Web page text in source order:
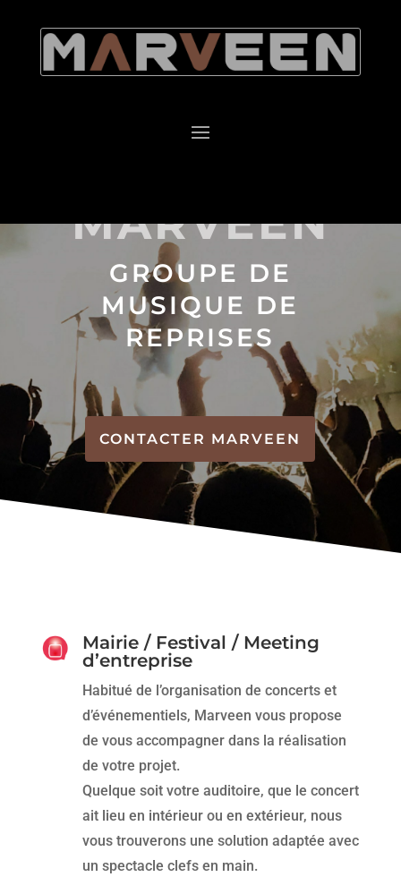
MARVEEN
GROUPE DE
MUSIQUE DE
REPRISES
CONTACTER MARVEEN
Mairie / Festival / Meeting
d’entreprise
Habitué de l’organisation de concerts et
d’événementiels, Marveen vous propose
de vous accompagner dans la réalisation
de votre projet.
Quelque soit votre auditoire, que le concert
ait lieu en intérieur ou en extérieur, nous
vous trouverons une solution adaptée avec
un spectacle clefs en main.